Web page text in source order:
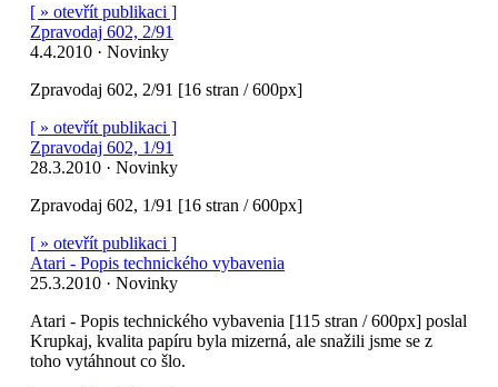
[ » otevřít publikaci ]
Zpravodaj 602, 2/91
4.4.2010 · Novinky
Zpravodaj 602, 2/91 [16 stran / 600px]
[ » otevřít publikaci ]
Zpravodaj 602, 1/91
28.3.2010 · Novinky
Zpravodaj 602, 1/91 [16 stran / 600px]
[ » otevřít publikaci ]
Atari - Popis technického vybavenia
25.3.2010 · Novinky
Atari - Popis technického vybavenia [115 stran / 600px] poslal
Krupkaj, kvalita papíru byla mizerná, ale snažili jsme se z
toho vytáhnout co šlo.